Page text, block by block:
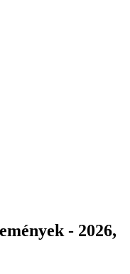
- 2026,